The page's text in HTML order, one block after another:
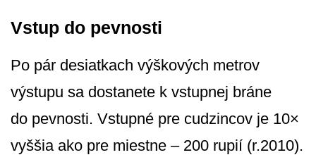
Vstup do pevnosti
Po pár desiatkach výškových metrov
výstupu sa dostanete k vstupnej bráne
do pevnosti. Vstupné pre cudzincov je 10×
vyššia ako pre miestne – 200 rupií (r.2010).